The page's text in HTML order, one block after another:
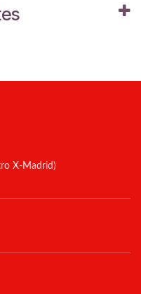
X-Madrid)